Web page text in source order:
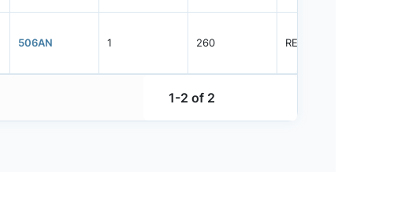
506AN 1 260 REEL
1-2 of 2